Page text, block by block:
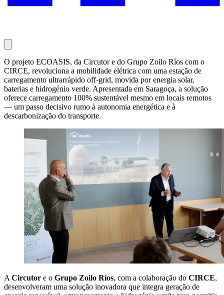
O projeto ECOASIS, da Circutor e do Grupo Zoilo Ríos com o
CIRCE, revoluciona a mobilidade elétrica com uma estação de
carregamento ultrarrápido off-grid, movida por energia solar,
baterias e hidrogénio verde. Apresentada em Saragoça, a solução
oferece carregamento 100% sustentável mesmo em locais remotos
— um passo decisivo rumo à autonomia energética e à
descarbonização do transporte.
A Circutor e o Grupo Zoilo Ríos, com a colaboração do CIRCE,
desenvolveram uma solução inovadora que integra geração de